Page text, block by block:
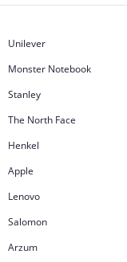
Unilever
Monster Notebook
Stanley
The North Face
Henkel
Apple
Lenovo
Salomon
Arzum